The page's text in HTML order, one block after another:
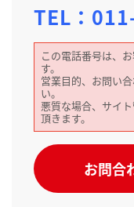
TEL：
この電話番号は、
す。
営業目的、お問い
い。
悪質な場合、サイ
頂きます。
お問合